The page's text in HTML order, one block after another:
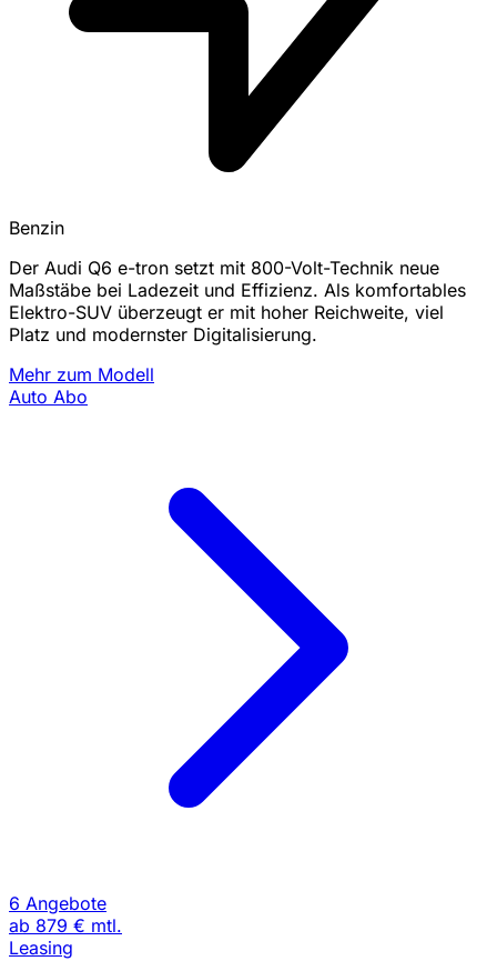
Benzin
Der Audi Q6 e-tron setzt mit 800-Volt-Technik neue
Maßstäbe bei Ladezeit und Effizienz. Als komfortables
Elektro-SUV überzeugt er mit hoher Reichweite, viel
Platz und modernster Digitalisierung.
Mehr zum Modell
Auto Abo
6 Angebote
ab 879 € mtl.
Leasing